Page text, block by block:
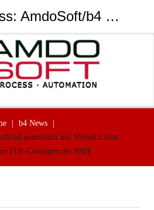
b4 News
b4 unterstützt mit Virtual Client
ITK-Lösungen der BSH
German press: AmdoSoft/b4 unterstützt mit Virtual Client hochverfügbare ITK-Lösungen der BSH - AmdoSoft Systems